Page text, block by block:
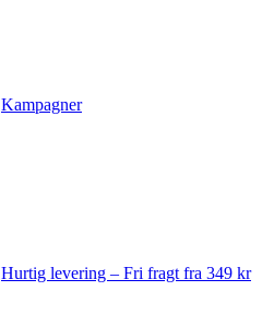
Kampagner
Hurtig levering – Fri fragt fra 349 kr